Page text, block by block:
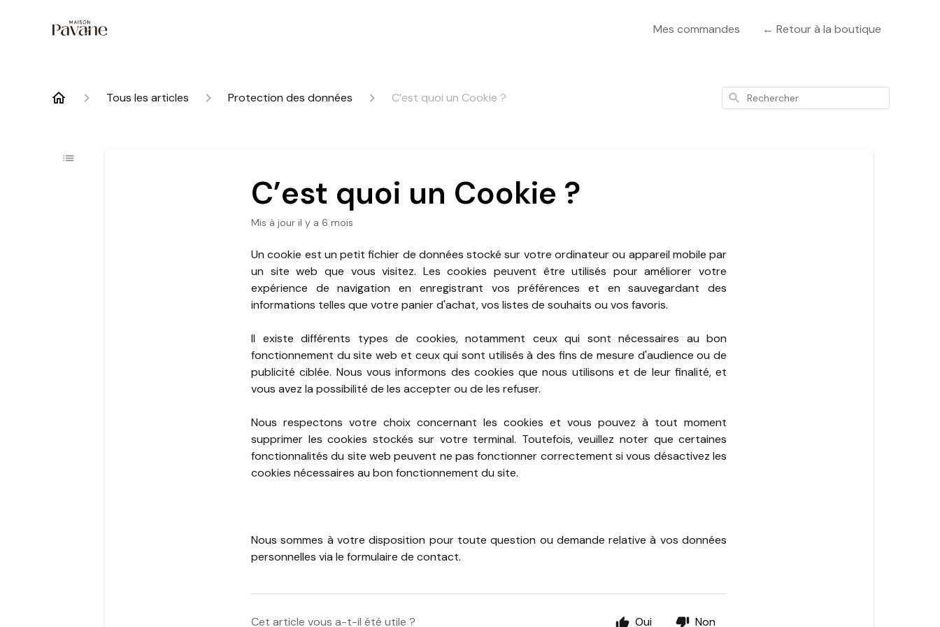
Mes commandes ← Retour à la boutique
Tous les articles Protection des données C’est quoi un Cookie ? Rechercher
C’est quoi un Cookie ?
Mis à jour il y a 6 mois
Un cookie est un petit fichier de données stocké sur votre ordinateur ou appareil mobile par
un site web que vous visitez. Les cookies peuvent être utilisés pour améliorer votre
expérience de navigation en enregistrant vos préférences et en sauvegardant des
informations telles que votre panier d'achat, vos listes de souhaits ou vos favoris.
Il existe différents types de cookies, notamment ceux qui sont nécessaires au bon
fonctionnement du site web et ceux qui sont utilisés à des fins de mesure d'audience ou de
publicité ciblée. Nous vous informons des cookies que nous utilisons et de leur finalité, et
vous avez la possibilité de les accepter ou de les refuser.
Nous respectons votre choix concernant les cookies et vous pouvez à tout moment
supprimer les cookies stockés sur votre terminal. Toutefois, veuillez noter que certaines
fonctionnalités du site web peuvent ne pas fonctionner correctement si vous désactivez les
cookies nécessaires au bon fonctionnement du site.
Nous sommes à votre disposition pour toute question ou demande relative à vos données
personnelles via le formulaire de contact.
Cet article vous a-t-il été utile ? Oui Non